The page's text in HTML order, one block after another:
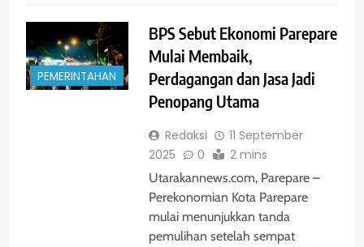
PEMERINTAHAN
BPS Sebut Ekonomi Parepare
Mulai Membaik,
Perdagangan dan Jasa Jadi
Penopang Utama
Redaksi
11 September
2025
0 2 mins
Utarakannews.com, Parepare –
Perekonomian Kota Parepare
mulai menunjukkan tanda
pemulihan setelah sempat